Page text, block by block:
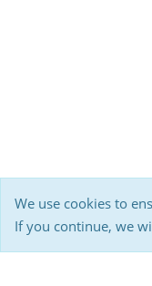
We use cookies to
If you continue, we